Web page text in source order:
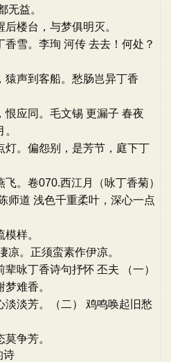
无益。
楼台，与梦俱明灭。
雪。李珣 河传 去去！何处？
猿声到客船。愁肠岂异丁香
应同。毛文锡 更漏子 春夜
灯。偏怨别，是芳节，庭下丁
。卷070.西江月（咏丁香菊）
师道 浅色千重柔叶，深心一点
样。
凉。正须蛮素作伊凉。
咏丁香诗句抒怀 丕夫 （一）
难香。
淡芳。（二） 鸡鸣唤起旧愁
争芳。
诗